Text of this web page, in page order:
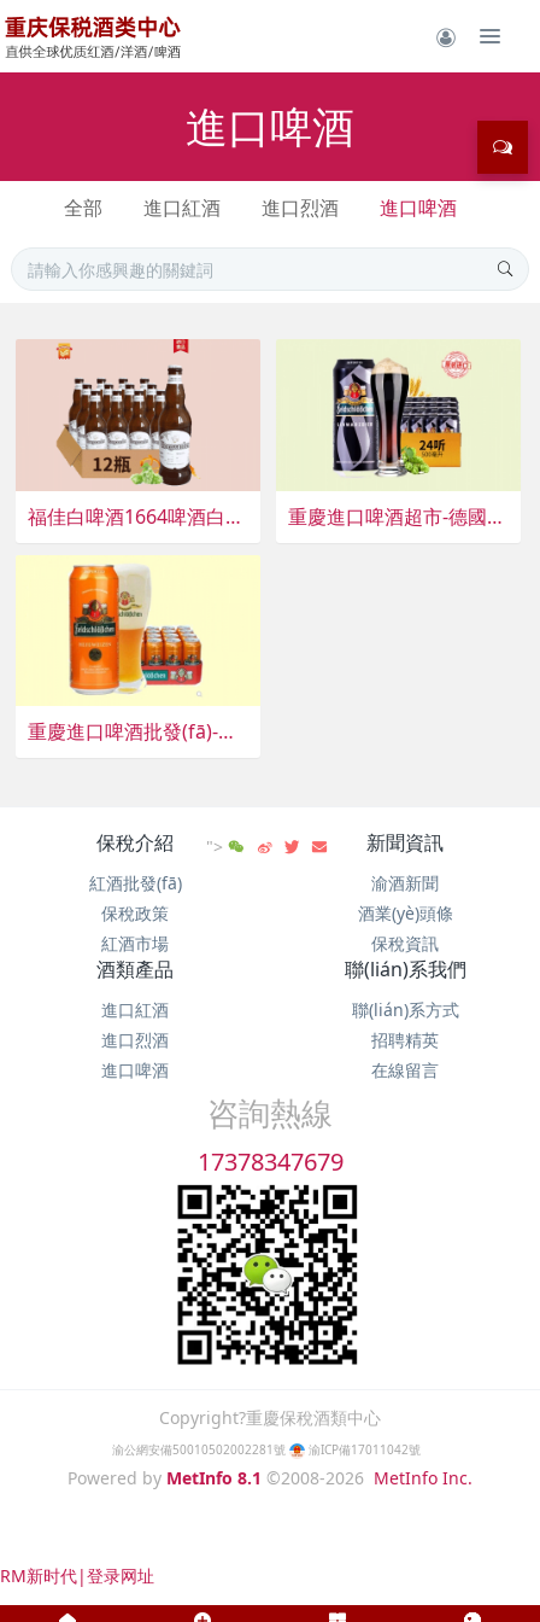
進口啤酒
全部 進口紅酒 進口烈酒 進口啤酒
福佳白啤酒1664啤酒白熊啤酒重慶進口啤酒批發(fā) 重慶進口啤酒超市-德國費爾德堡黑啤酒重慶進口黑啤
重慶進口啤酒批發(fā)-德國費爾德城堡小麥白啤酒
保稅介紹
紅酒批發(fā)
保稅政策
紅酒市場
新聞資訊
渝酒新聞
酒業(yè)頭條
保稅資訊
酒類產品
進口紅酒
進口烈酒
進口啤酒
聯(lián)系我們
聯(lián)系方式
招聘精英
在線留言
咨詢熱線
17378347679
">
Copyright?重慶保稅酒類中心
渝公網安備50010502002281號 渝ICP備17011042號
Powered by MetInfo 8.1 ©2008-2026 MetInfo Inc.
RM新时代|登录网址